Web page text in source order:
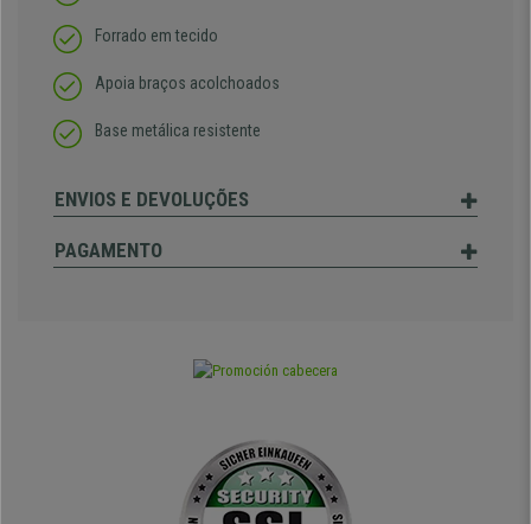
Forrado em tecido
Apoia braços acolchoados
Base metálica resistente
ENVIOS E DEVOLUÇÕES
PAGAMENTO